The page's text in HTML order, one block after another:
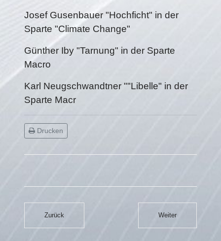
Josef Gusenbauer "Hochficht" in der
Sparte "Climate Change"
Günther Iby "Tarnung" in der Sparte
Macro
Karl Neugschwandtner ""Libelle" in der
Sparte Macr
Drucken
Zurück Weiter